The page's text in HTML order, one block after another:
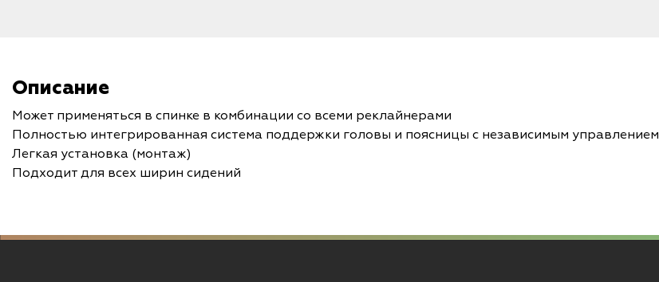
Описание
Может применяться в спинке в комбинации со всеми реклайнерами
Полностью интегрированная система поддержки головы и поясницы с независимым управлением
Легкая установка (монтаж)
Подходит для всех ширин сидений